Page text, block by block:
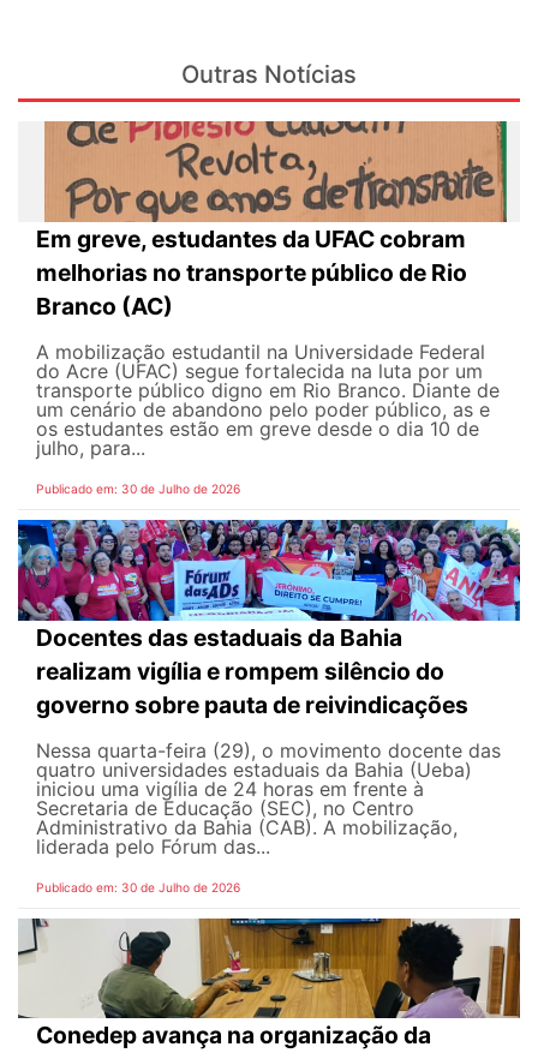
Outras Notícias
Em greve, estudantes da UFAC cobram
melhorias no transporte público de Rio
Branco (AC)
A mobilização estudantil na Universidade Federal
do Acre (UFAC) segue fortalecida na luta por um
transporte público digno em Rio Branco. Diante de
um cenário de abandono pelo poder público, as e
os estudantes estão em greve desde o dia 10 de
julho, para...
Publicado em: 30 de Julho de 2026
Docentes das estaduais da Bahia
realizam vigília e rompem silêncio do
governo sobre pauta de reivindicações
Nessa quarta-feira (29), o movimento docente das
quatro universidades estaduais da Bahia (Ueba)
iniciou uma vigília de 24 horas em frente à
Secretaria de Educação (SEC), no Centro
Administrativo da Bahia (CAB). A mobilização,
liderada pelo Fórum das...
Publicado em: 30 de Julho de 2026
Conedep avança na organização da